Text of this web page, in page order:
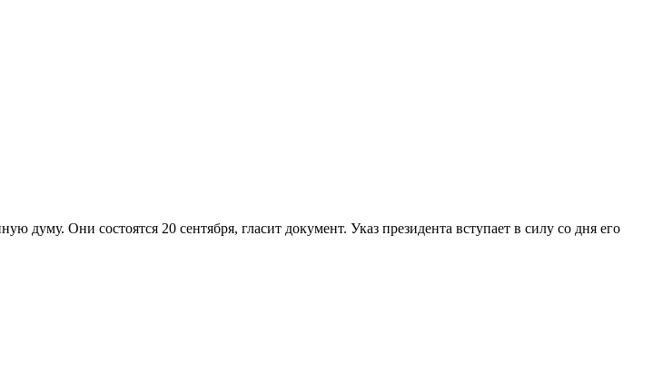
Они состоятся 20 сентября, гласит документ. Указ президента вступает в силу со дня его